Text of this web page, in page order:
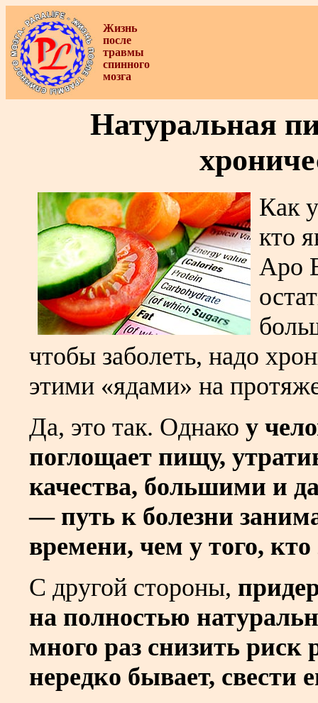
Жизнь
после
травмы
спинного
мозга
Натуральная
Как
кто
Аро
чтобы заболеть, надо
этими «ядами» на
Да, это так. Однако у
поглощает пищу,
качества, большими и
— путь к болезни
времени, чем у того, кто
С другой стороны,
на полностью
много раз снизить риск
нередко бывает, свести